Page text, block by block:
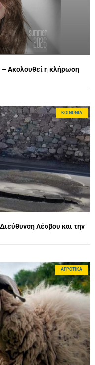
– Ακολουθεί η κλήρωση
ΚΟΙΝΩΝΊΑ
Λέσβου και την
ΑΓΡΟΤΙΚΆ